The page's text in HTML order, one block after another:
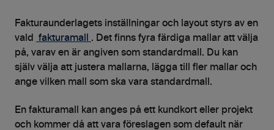
Fakturaunderlagets inställningar och layout styrs av en
vald
fakturamall . Det finns fyra färdiga mallar att välja
på, varav en är angiven som standardmall. Du kan
själv välja att justera mallarna, lägga till fler mallar och
ange vilken mall som ska vara standardmall.
En fakturamall kan anges på ett kundkort eller projekt
och kommer då att vara föreslagen som default när